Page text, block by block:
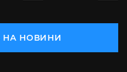
НА НОВИНИ